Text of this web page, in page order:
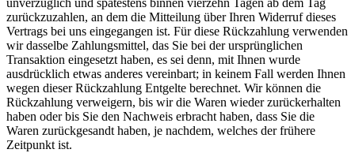
unverzüglich und spätestens binnen vierzehn Tagen ab dem Tag
zurückzuzahlen, an dem die Mitteilung über Ihren Widerruf dieses
Vertrags bei uns eingegangen ist. Für diese Rückzahlung verwenden
wir dasselbe Zahlungsmittel, das Sie bei der ursprünglichen
Transaktion eingesetzt haben, es sei denn, mit Ihnen wurde
ausdrücklich etwas anderes vereinbart; in keinem Fall werden Ihnen
wegen dieser Rückzahlung Entgelte berechnet. Wir können die
Rückzahlung verweigern, bis wir die Waren wieder zurückerhalten
haben oder bis Sie den Nachweis erbracht haben, dass Sie die
Waren zurückgesandt haben, je nachdem, welches der frühere
Zeitpunkt ist.